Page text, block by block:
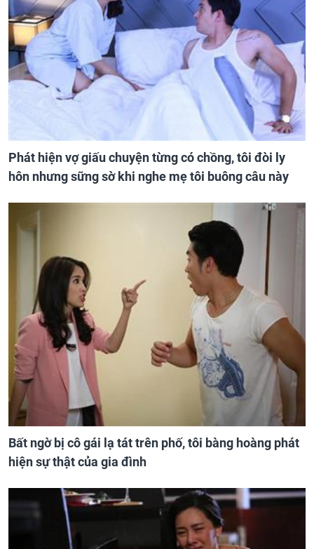
Phát hiện vợ giấu chuyện từng có chồng, tôi đòi ly
hôn nhưng sững sờ khi nghe mẹ tôi buông câu này
Bất ngờ bị cô gái lạ tát trên phố, tôi bàng hoàng phát
hiện sự thật của gia đình